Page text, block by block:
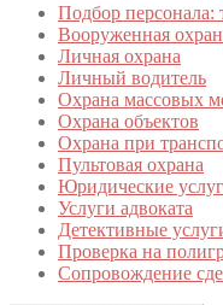
Подбор персонала:
Вооруженная
Личная охрана
Личный водитель
Охрана массовых
Охрана объектов
Охрана при
Пультовая охрана
Юридические
Услуги адвоката
Детективные
Проверка на
Сопровождение